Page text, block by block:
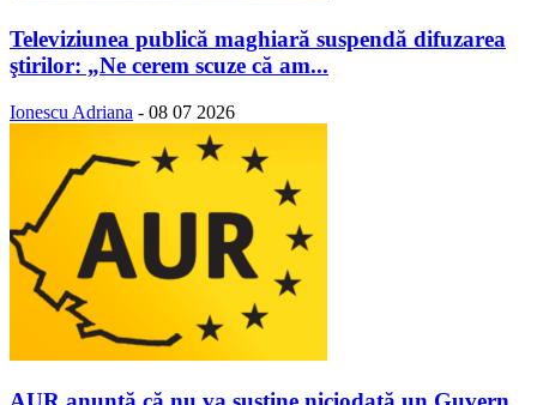
Televiziunea publică maghiară suspendă difuzarea
ştirilor: „Ne cerem scuze că am...
Ionescu Adriana - 08 07 2026